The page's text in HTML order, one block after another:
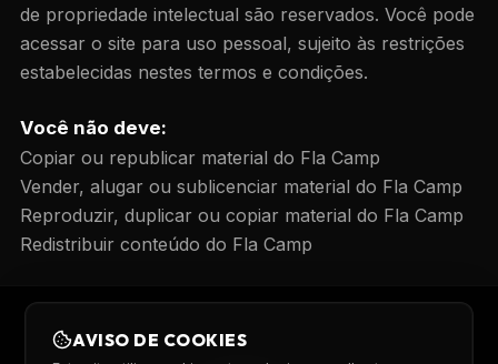
AVISO DE COOKIES
de propriedade intelectual são reservados. Você pode
acessar o site para uso pessoal, sujeito às restrições
estabelecidas nestes termos e condições.
Você não deve:
Copiar ou republicar material do Fla Camp
Vender, alugar ou sublicenciar material do Fla Camp
Reproduzir, duplicar ou copiar material do Fla Camp
Redistribuir conteúdo do Fla Camp